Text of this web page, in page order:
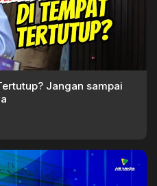
Jangan sampai